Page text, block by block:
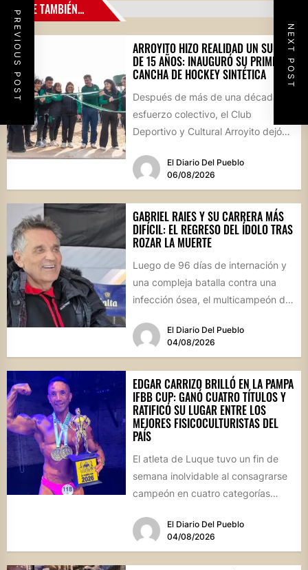
PREVIOUS POST NEXT POST
LEE TAMBIÉN...
ARROYITO HIZO REALIDAD UN SUEÑO
DE 15 AÑOS: INAUGURÓ SU PRIMERA
CANCHA DE HOCKEY SINTÉTICA
Después de más de una década de
esfuerzo colectivo, el Club
Deportivo y Cultural Arroyito dejó
cancha...El Diario Del Pueblo
06/08/2026
GABRIEL RAIES Y SU CARRERA MÁS
DIFÍCIL: EL REGRESO DEL ÍDOLO TRAS
ROZAR LA MUERTE
Luego de 96 días de internación y
una compleja batalla contra una
infección ósea, el multicampeón de
El Diario Del Pueblo
04/08/2026
EDGAR CARRIZO BRILLÓ EN LA PAMPA
IFBB CUP: GANÓ CUATRO TÍTULOS Y
RATIFICÓ SU LUGAR ENTRE LOS
MEJORES FISICOCULTURISTAS DEL
PAÍS
El atleta de Luque tuvo un fin de
semana inolvidable al consagrarse
campeón en cuatro categorías
competencia...El Diario Del Pueblo
04/08/2026